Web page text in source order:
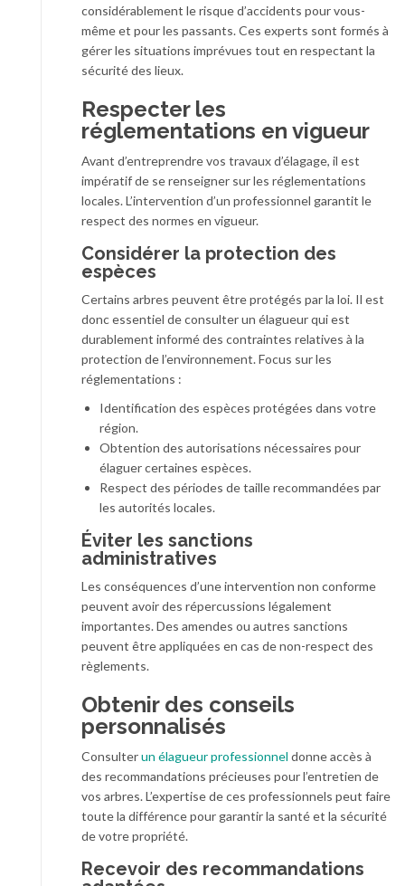
considérablement le risque d’accidents pour vous-
même et pour les passants. Ces experts sont formés à
gérer les situations imprévues tout en respectant la
sécurité des lieux.
Respecter les
réglementations en vigueur
Avant d’entreprendre vos travaux d’élagage, il est
impératif de se renseigner sur les réglementations
locales. L’intervention d’un professionnel garantit le
respect des normes en vigueur.
Considérer la protection des
espèces
Certains arbres peuvent être protégés par la loi. Il est
donc essentiel de consulter un élagueur qui est
durablement informé des contraintes relatives à la
protection de l’environnement. Focus sur les
réglementations :
Identification des espèces protégées dans votre
région.
Obtention des autorisations nécessaires pour
élaguer certaines espèces.
Respect des périodes de taille recommandées par
les autorités locales.
Éviter les sanctions
administratives
Les conséquences d’une intervention non conforme
peuvent avoir des répercussions légalement
importantes. Des amendes ou autres sanctions
peuvent être appliquées en cas de non-respect des
règlements.
Obtenir des conseils
personnalisés
Consulterun élagueur professionnel donne accès à
des recommandations précieuses pour l’entretien de
vos arbres. L’expertise de ces professionnels peut faire
toute la différence pour garantir la santé et la sécurité
de votre propriété.
Recevoir des recommandations